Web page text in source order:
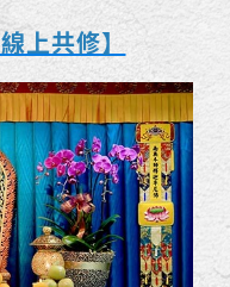
上共修】